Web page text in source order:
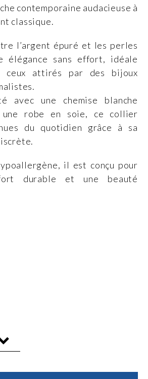
contemporaine audacieuse à
classique.
l’argent épuré et les perles
élégance sans effort, idéale
ceux attirés par des bijoux
avec une chemise blanche
une robe en soie, ce collier
du quotidien grâce à sa
il est conçu pour
durable et une beauté